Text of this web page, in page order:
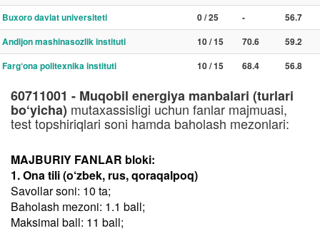
Buxoro davlat universiteti
0 / 25 -
56.7
Andijon mashinasozlik instituti
10 / 15 70.6
59.2
Farg‘ona politexnika instituti
10 / 15 68.4 56.8
60711001 - Muqobil energiya manbalari (turlari
bo‘yicha) mutaxassisligi uchun fanlar majmuasi,
test topshiriqlari soni hamda baholash mezonlari:
MAJBURIY FANLAR bloki:
1. Ona tili (o‘zbek, rus, qoraqalpoq)
Savollar soni: 10 ta;
Baholash mezoni: 1.1 ball;
Maksimal ball: 11 ball;